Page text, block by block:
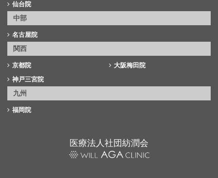
仙台院
中部
名古屋院
関西
京都院
大阪梅田院
神戸三宮院
九州
福岡院
医療法人社団紡潤会